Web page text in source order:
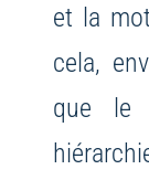
et la
cela,
que